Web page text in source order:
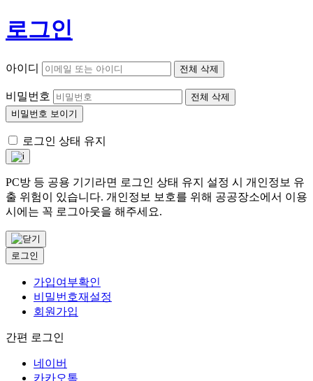
로그인
아이디 전체 삭제
비밀번호
전체 삭제
비밀번호 보이기
로그인 상태 유지
PC방 등 공용 기기라면 로그인 상태 유지 설정 시 개인정보 유
출 위험이 있습니다. 개인정보 보호를 위해 공공장소에서 이용
시에는 꼭 로그아웃을 해주세요.
로그인
가입여부확인
비밀번호재설정
회원가입
간편 로그인
네이버
카카오톡